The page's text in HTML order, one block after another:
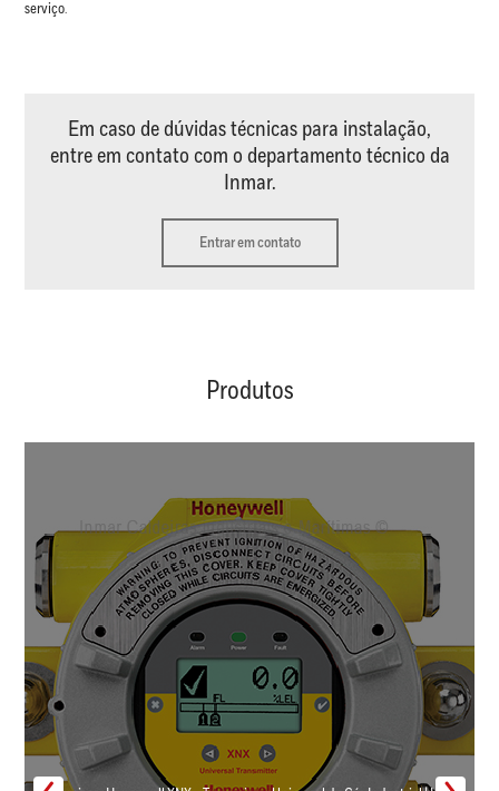
serviço.
Em caso de dúvidas técnicas para instalação,
entre em contato com o departamento técnico da
Inmar.
Entrar em contato
Produtos